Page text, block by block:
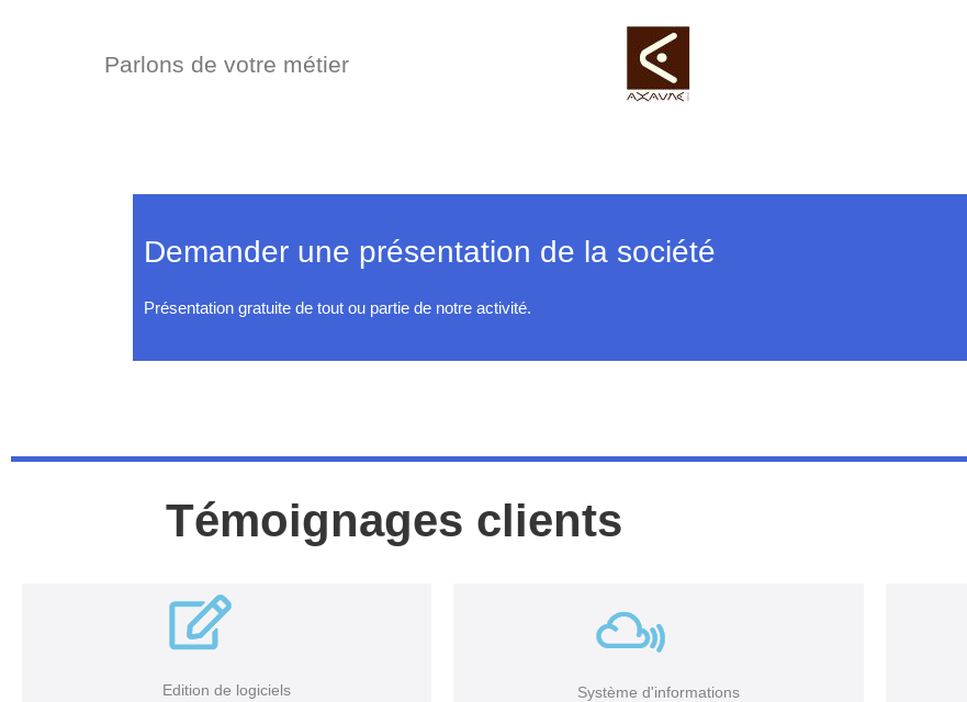
Parlons de votre métier
Demander une présentation de la société
Présentation gratuite de tout ou partie de notre activité.
Témoignages clients
Edition de logiciels
Système d'informations